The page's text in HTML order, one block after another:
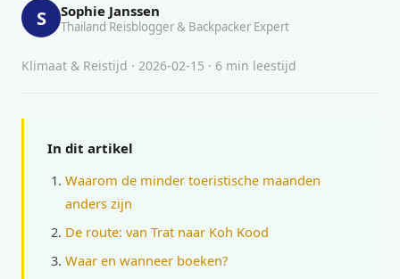
S Sophie Janssen
Thailand Reisblogger & Backpacker Expert
Klimaat & Reistijd · 2026-02-15 · 6 min leestijd
In dit artikel
Waarom de minder toeristische maanden
anders zijn
De route: van Trat naar Koh Kood
Waar en wanneer boeken?